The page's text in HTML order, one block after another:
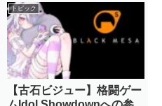
た。その際、ゲーム内のボイスを
風邪をひいている時に収録したと
いうエピソードを明かし、話題を
呼んでいます。Kos...
トピック
【古石ビジュー】格闘ゲー